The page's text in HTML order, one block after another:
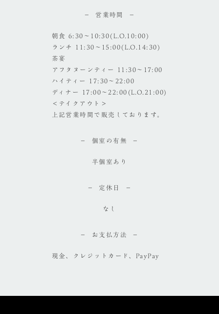
営業時間
朝食 6:30～10:30(L.O.10:00)
ランチ 11:30～15:00(L.O.14:30)
茶宴
アフタヌーンティー 11:30～17:00
ハイティー 17:30～22:00
ディナー 17:00～22:00(L.O.21:00)
＜テイクアウト＞
上記営業時間で販売しております。
個室の有無
半個室あり
定休日
なし
お支払方法
現金、クレジットカード、PayPay